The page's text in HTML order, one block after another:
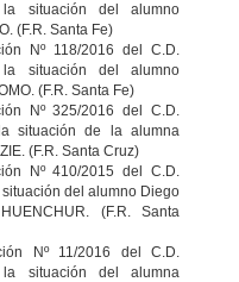
situación del alumno
(F.R. Santa Fe)
Nº 118/2016 del C.D.
situación del alumno
(F.R. Santa Fe)
Nº 325/2016 del C.D.
situación de la alumna
(F.R. Santa Cruz)
Nº 410/2015 del C.D.
del alumno Diego
(F.R. Santa
Nº 11/2016 del C.D.
situación del alumna